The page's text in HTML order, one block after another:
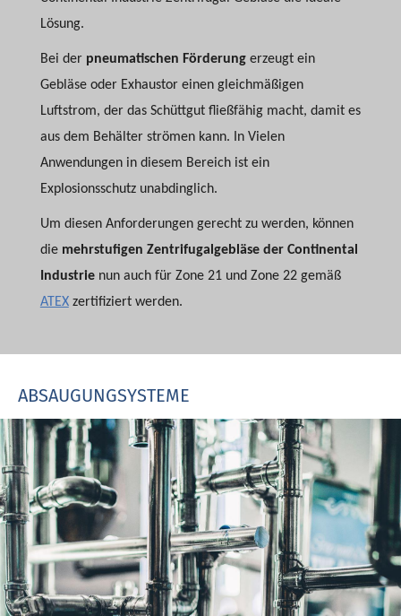
Lösung.
Bei der pneumatischen Förderung erzeugt ein
Gebläse oder Exhaustor einen gleichmäßigen
Luftstrom, der das Schüttgut fließfähig macht, damit es
aus dem Behälter strömen kann. In Vielen
Anwendungen in diesem Bereich ist ein
Explosionsschutz unabdinglich.
Um diesen Anforderungen gerecht zu werden, können
die mehrstufigen Zentrifugalgebläse der Continental
Industrie nun auch für Zone 21 und Zone 22 gemäß
ATEXzertifiziert werden.
ABSAUGUNGSYSTEME